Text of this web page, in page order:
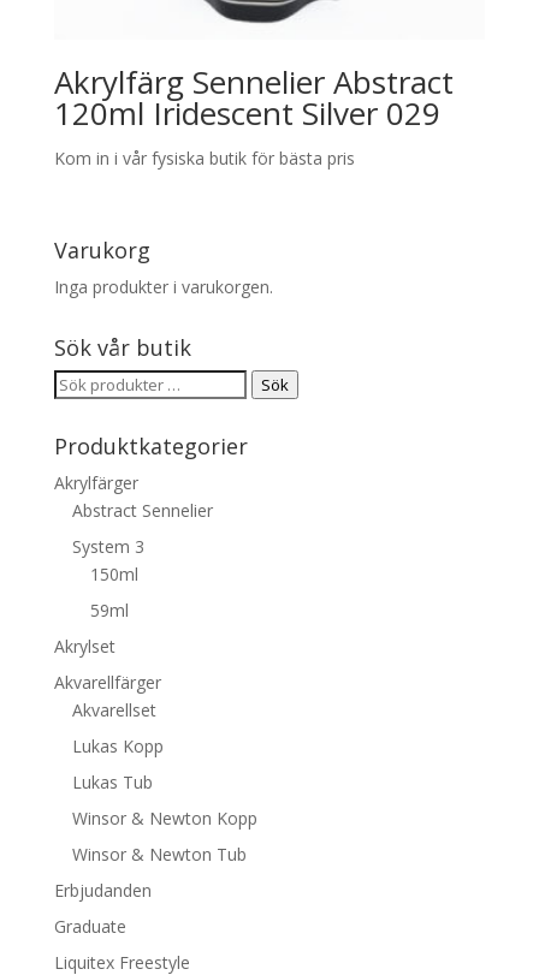
Akrylfärg Sennelier Abstract
120ml Iridescent Silver 029
Kom in i vår fysiska butik för bästa pris
Varukorg
Inga produkter i varukorgen.
Sök vår butik
Sök
Sök
Produktkategorier
Akrylfärger
Abstract Sennelier
System 3
150ml
59ml
Akrylset
Akvarellfärger
Akvarellset
Lukas Kopp
Lukas Tub
Winsor & Newton Kopp
Winsor & Newton Tub
Erbjudanden
Graduate
Liquitex Freestyle